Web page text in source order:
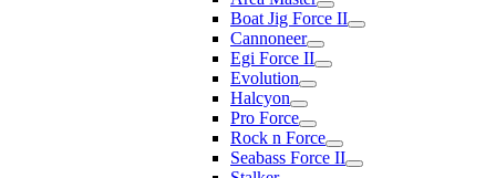
Boat Jig Force II
Cannoneer
Egi Force II
Evolution
Halcyon
Pro Force
Rock n Force
Seabass Force II